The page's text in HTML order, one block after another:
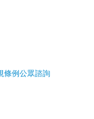
條例公眾諮詢